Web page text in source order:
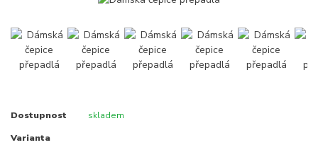
Dostupnost skladem
Varianta